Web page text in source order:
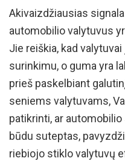
Akivaizdžiausias
automobilio valytuvus
Jie reiškia, kad
surinkimu, o guma yra
prieš paskelbiant
seniems valytuvams,
patikrinti, ar
būdu suteptas,
riebiojo stiklo valytuvų